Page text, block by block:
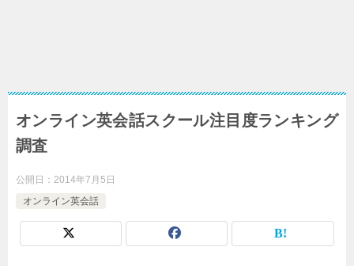
オンライン英会話スクール注目度ランキング
調査
公開日： 2014年7月5日
オンライン英会話